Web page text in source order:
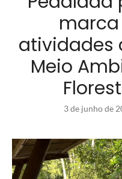
atividades
Meio
3 de junho de